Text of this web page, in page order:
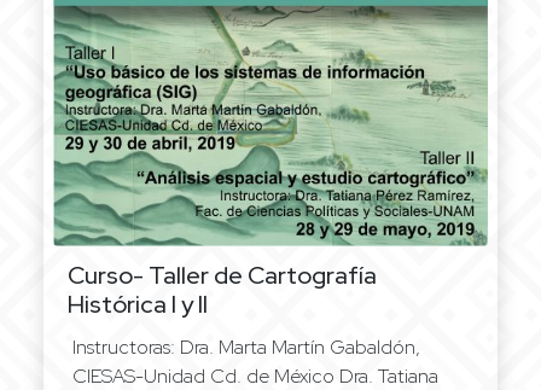
Curso- Taller de Cartografía
Histórica I y II
Instructoras: Dra. Marta Martín Gabaldón,
CIESAS-Unidad Cd. de México Dra. Tatiana